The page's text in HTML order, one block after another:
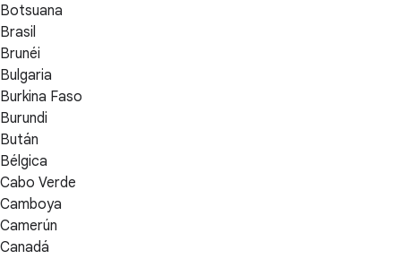
Botsuana
Brasil
Brunéi
Bulgaria
Burkina Faso
Burundi
Bután
Bélgica
Cabo Verde
Camboya
Camerún
Canadá